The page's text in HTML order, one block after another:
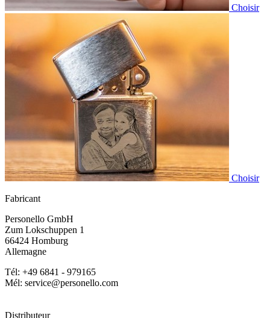
Choisir
Choisir
Fabricant
Personello GmbH
Zum Lokschuppen 1
66424 Homburg
Allemagne
Tél: +49 6841 - 979165
Mél: service@personello.com
Distributeur